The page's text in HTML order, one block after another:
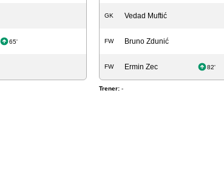
65'
GK Vedad Muftić
FW Bruno Zdunić
FW Ermin Zec 82'
Trener: -